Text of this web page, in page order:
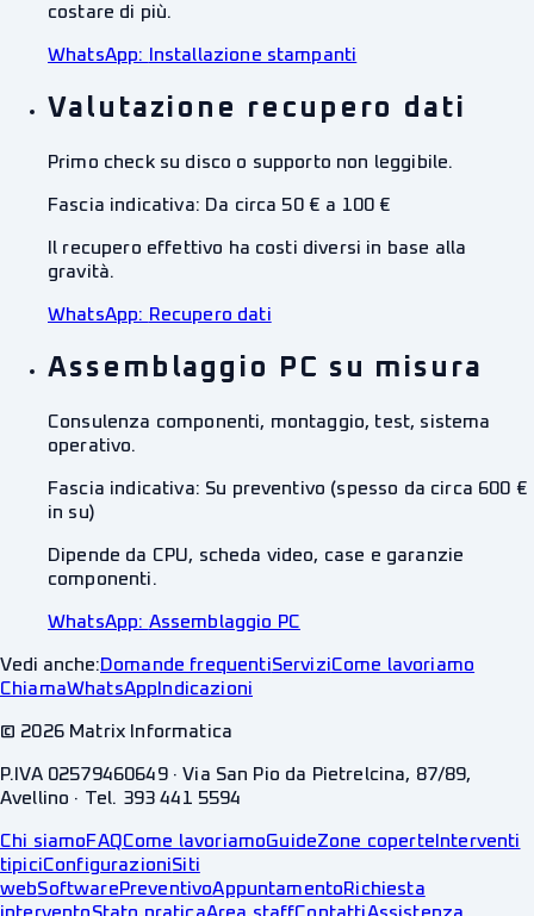
costare di più.
WhatsApp: Installazione stampanti
Valutazione recupero dati
Primo check su disco o supporto non leggibile.
Fascia indicativa: Da circa 50 € a 100 €
Il recupero effettivo ha costi diversi in base alla
gravità.
WhatsApp: Recupero dati
Assemblaggio PC su misura
Consulenza componenti, montaggio, test, sistema
operativo.
Fascia indicativa: Su preventivo (spesso da circa 600 €
in su)
Dipende da CPU, scheda video, case e garanzie
componenti.
WhatsApp: Assemblaggio PC
Vedi anche:Domande frequentiServiziCome lavoriamo
ChiamaWhatsApp Indicazioni
© 2026Matrix Informatica
P.IVA 02579460649 · Via San Pio da Pietrelcina, 87/89,
Avellino · Tel. 393 441 5594
Chi siamoFAQCome lavoriamoGuideZone coperte Interventi
tipiciConfigurazioniSiti
webSoftwarePreventivoAppuntamentoRichiesta